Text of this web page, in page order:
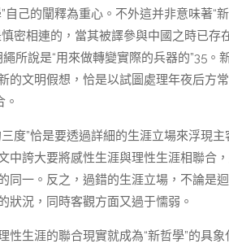
自己的闡釋為重心。不外這并非意味著“
慎密相連的，當其被譯參與中國之時已
所說是“用來做轉變實際的兵器的”35
的文明假想，恰是以試圖處理年夜后方
。
三度”恰是要透過詳細的生涯立場來浮現
中誇大要將感性生涯與理性生涯相聯合
同一。反之，過錯的生涯立場，不論是
狀況，同時客觀方面又過于懦弱。
性生涯的聯合現實就成為“新哲學”的具